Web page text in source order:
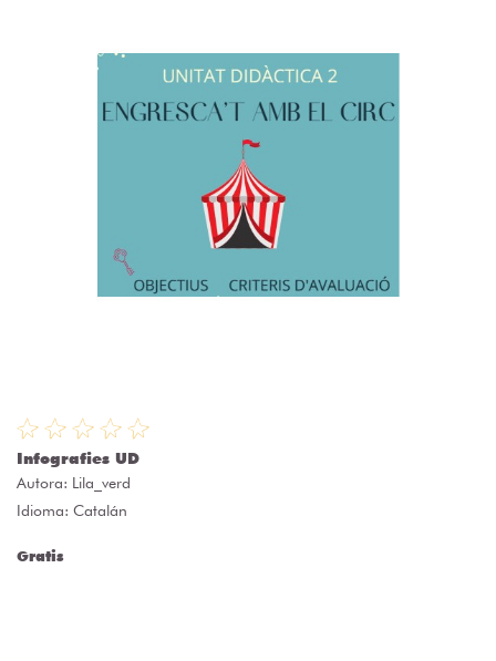
Infografies UD
Autora: Lila_verd
Idioma: Catalán
Gratis